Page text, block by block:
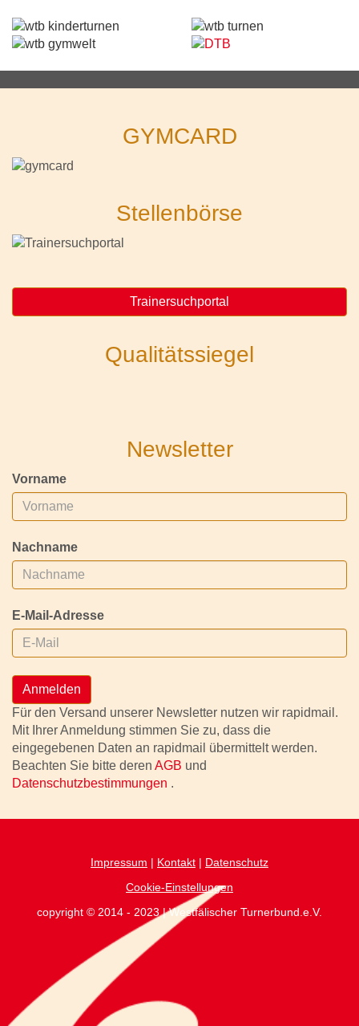
GYMCARD
Stellenbörse
Trainersuchportal
Qualitätssiegel
Newsletter
Vorname
Nachname
E-Mail-Adresse
Anmelden
Für den Versand unserer Newsletter nutzen wir rapidmail.
Mit Ihrer Anmeldung stimmen Sie zu, dass die
eingegebenen Daten an rapidmail übermittelt werden.
Beachten Sie bitte deren AGB und
Datenschutzbestimmungen .
Impressum | Kontakt | Datenschutz
Cookie-Einstellungen
copyright © 2014 - 2023 | Westfälischer Turnerbund.e.V.